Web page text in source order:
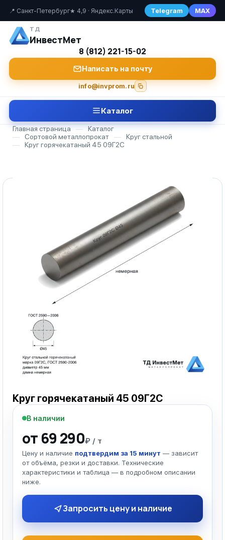
📍 Санкт-Петербург★ 4,9 · Яндекс.Карты Telegram MAX
ТД
ИнвестМет
8 (812) 221-15-02
Написать на почту
info@invprom.ru
Каталог
Главная страница —
Каталог
—
Сортовой металлопрокат —
Круг стальной
—
Круг горячекатаный 45 09Г2С
Круг горячекатаный 45 09Г2С
В наличии
от 69 290₽ / т
Цену и наличие подтвердим за 15 минут — зависит
от объёма, резки и доставки. Технические
характеристики и таблица — в подробном описании
ниже.
Запросить цену и наличие